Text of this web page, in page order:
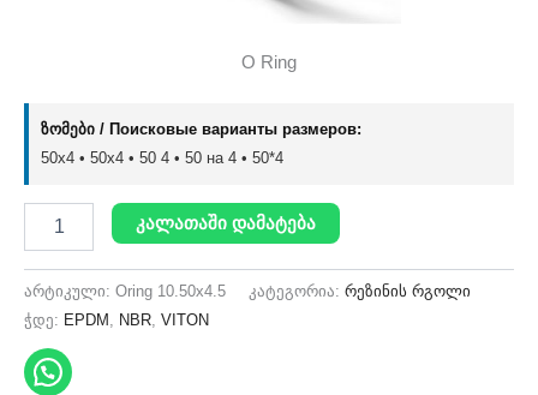
O Ring
ზომები / Поисковые варианты размеров:
50x4 • 50х4 • 50 4 • 50 на 4 • 50*4
კალათაში დამატება
არტიკული: Oring 10.50x4.5 კატეგორია: რეზინის რგოლი
ჭდე: EPDM , NBR, VITON